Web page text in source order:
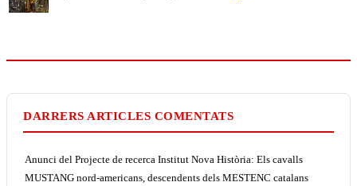
DARRERS ARTICLES COMENTATS
Anunci del Projecte de recerca Institut Nova Història: Els cavalls
MUSTANG nord-americans, descendents dels MESTENC catalans